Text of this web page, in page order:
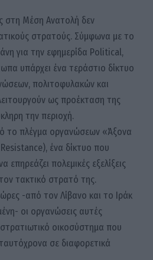
στη Μέση Ανατολή δεν
στρατούς. Σύμφωνα με το
για την εφημερίδα Political,
υπάρχει ένα τεράστιο δίκτυο
πολιτοφυλακών και
ως προέκταση της
την περιοχή.
το πλέγμα οργανώσεων «Άξονα
ένα δίκτυο που
επηρεάζει πολεμικές εξελίξεις
τακτικό στρατό της.
-από τον Λίβανο και το Ιράκ
οι οργανώσεις αυτές
οικοσύστημα που
σε διαφορετικά